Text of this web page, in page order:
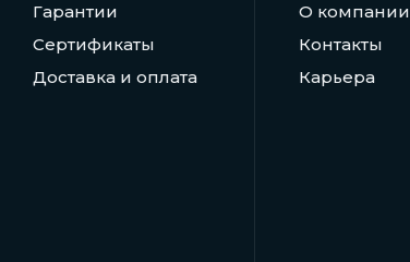
Гарантии
Сертификаты
Доставка и оплата
О компании
Контакты
Карьера